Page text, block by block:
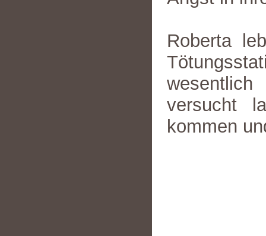
Roberta
versucht
kommen